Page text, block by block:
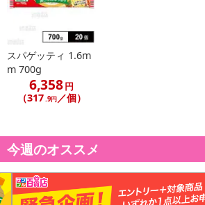
スパゲッティ 1.6m
m 700g
6,358円
（317.9円／個）
今週のオススメ